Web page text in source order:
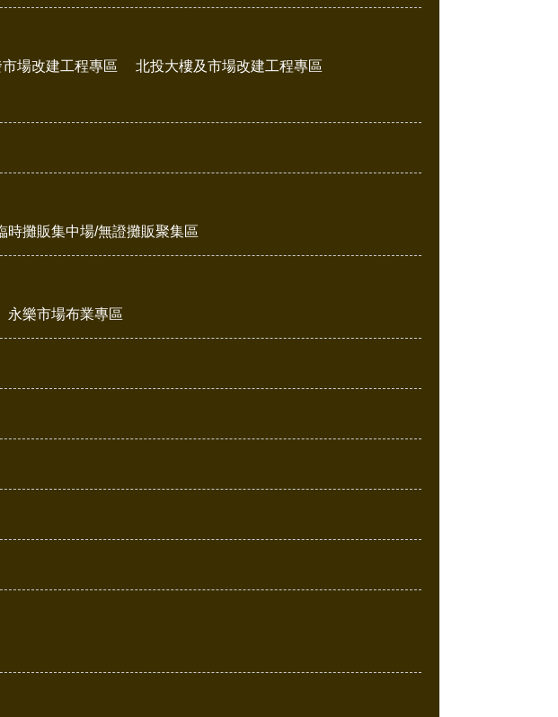
場改建工程專區 北投大樓及市場改建工程專區
時攤販集中場/無證攤販聚集區
永樂市場布業專區